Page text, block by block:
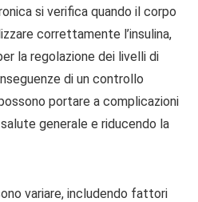
si verifica quando il corpo
correttamente l’insulina,
la regolazione dei livelli di
di un controllo
portare a complicazioni
generale e riducendo la
variare, includendo fattori